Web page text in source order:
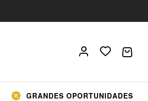
GRANDES OPORTUNIDADES